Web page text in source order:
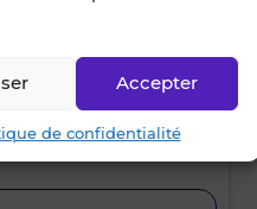
Accepter
de confidentialité